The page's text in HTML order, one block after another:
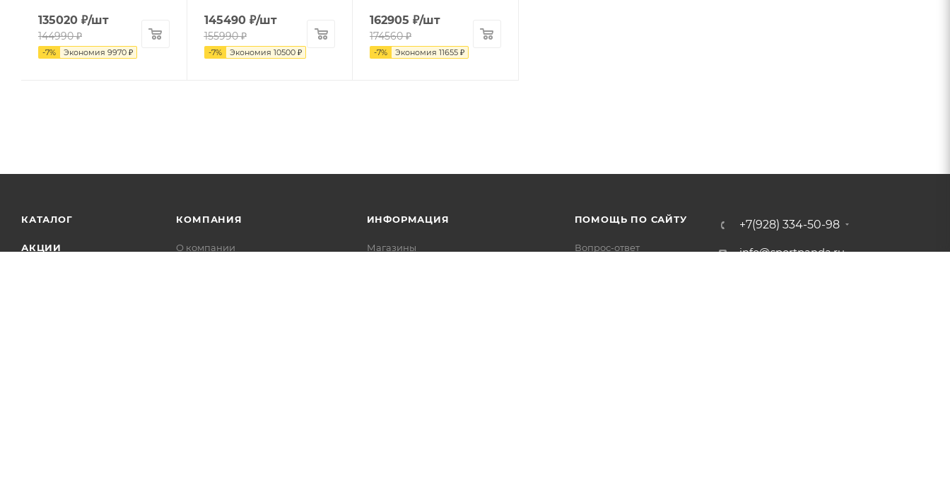
135020 ₽/шт
144990₽
-7% Экономия 9970 ₽
145490₽/шт
155990₽
-7% Экономия 10500₽
162905 ₽/шт
174560₽
-7% Экономия 11655 ₽
КАТАЛОГ
АКЦИИ
КОМПАНИЯ
О компании
ИНФОРМАЦИЯ
Магазины
ПОМОЩЬ ПО САЙТУ
Вопрос-ответ
+7(928) 334-50-98
info@sportpanda.ru